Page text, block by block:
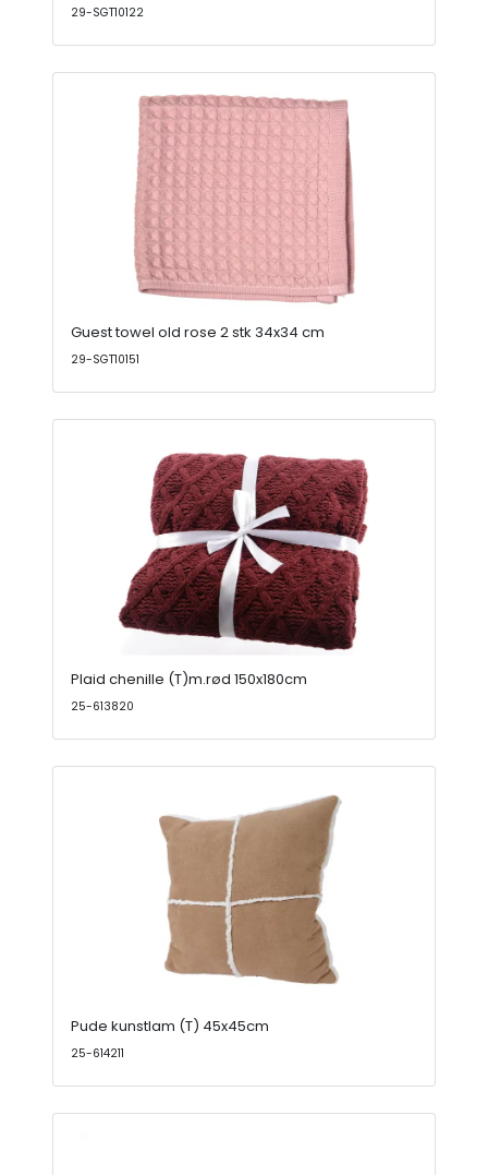
29-SGT10122
Guest towel old rose 2 stk 34x34 cm
29-SGT10151
Plaid chenille (T)m.rød 150x180cm
25-613820
Pude kunstlam (T) 45x45cm
25-614211